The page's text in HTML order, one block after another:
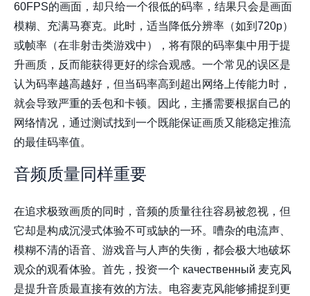
60FPS的画面，却只给一个很低的码率，结果只会是画面
模糊、充满马赛克。此时，适当降低分辨率（如到720p）
或帧率（在非射击类游戏中），将有限的码率集中用于提
升画质，反而能获得更好的综合观感。一个常见的误区是
认为码率越高越好，但当码率高到超出网络上传能力时，
就会导致严重的丢包和卡顿。因此，主播需要根据自己的
网络情况，通过测试找到一个既能保证画质又能稳定推流
的最佳码率值。
音频质量同样重要
在追求极致画质的同时，音频的质量往往容易被忽视，但
它却是构成沉浸式体验不可或缺的一环。嘈杂的电流声、
模糊不清的语音、游戏音与人声的失衡，都会极大地破坏
观众的观看体验。首先，投资一个 качественный 麦克风
是提升音质最直接有效的方法。电容麦克风能够捕捉到更